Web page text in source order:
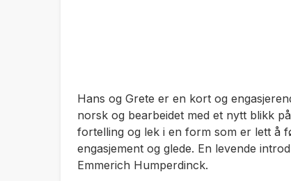
Hans og Grete er en kort og
norsk og bearbeidet med et nytt blikk
fortelling og lek i en form som er lett å
engasjement og glede. En levende
Emmerich Humperdinck.